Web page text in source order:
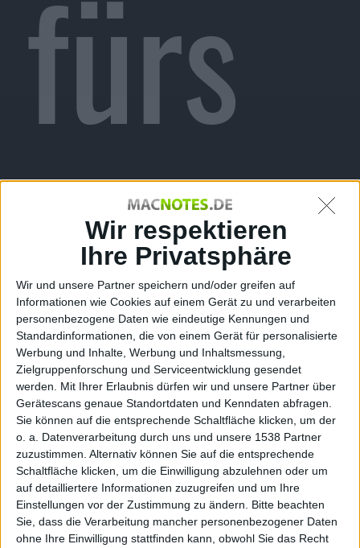
Wir respektieren
Ihre Privatsphäre
Wir und unsere Partner speichern und/oder greifen auf
Informationen wie Cookies auf einem Gerät zu und verarbeiten
personenbezogene Daten wie eindeutige Kennungen und
Standardinformationen, die von einem Gerät für personalisierte
Werbung und Inhalte, Werbung und Inhaltsmessung,
Zielgruppenforschung und Serviceentwicklung gesendet
werden.
Mit Ihrer Erlaubnis dürfen wir und unsere Partner über
Gerätescans genaue Standortdaten und Kenndaten abfragen.
Sie können auf die entsprechende Schaltfläche klicken, um der
o. a. Datenverarbeitung durch uns und unsere 1538 Partner
zuzustimmen. Alternativ können Sie auf die entsprechende
Schaltfläche klicken, um die Einwilligung abzulehnen oder um
auf detailliertere Informationen zuzugreifen und um Ihre
Einstellungen vor der Zustimmung zu ändern.
Bitte beachten
Sie, dass die Verarbeitung mancher personenbezogener Daten
ohne Ihre Einwilligung stattfinden kann, obwohl Sie das Recht
fürs
iPhon
e per